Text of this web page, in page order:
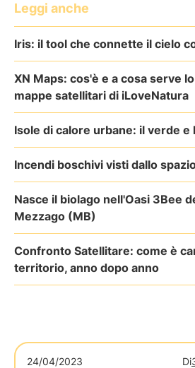
Leggi anche
Iris: il tool che connette il cielo
XN Maps: cos'è e a cosa serve
mappe satellitari di iLoveNatura
Isole di calore urbane: il verde
Incendi boschivi visti dallo
Nasce il biolago nell'Oasi 3Bee
Mezzago (MB)
Confronto Satellitare: come è
territorio, anno dopo anno
24/04/2023 Di